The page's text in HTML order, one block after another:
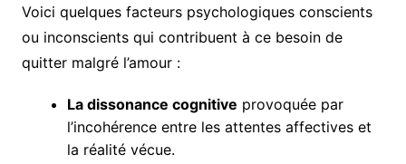
Voici quelques facteurs psychologiques conscients
ou inconscients qui contribuent à ce besoin de
quitter malgré l’amour :
La dissonance cognitive provoquée par
l’incohérence entre les attentes affectives et
la réalité vécue.